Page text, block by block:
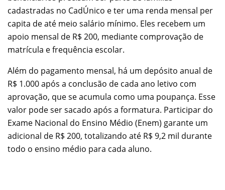
cadastradas no CadÚnico e ter uma renda mensal per
capita de até meio salário mínimo. Eles recebem um
apoio mensal de R$ 200, mediante comprovação de
matrícula e frequência escolar.
Além do pagamento mensal, há um depósito anual de
R$ 1.000 após a conclusão de cada ano letivo com
aprovação, que se acumula como uma poupança. Esse
valor pode ser sacado após a formatura. Participar do
Exame Nacional do Ensino Médio (Enem) garante um
adicional de R$ 200, totalizando até R$ 9,2 mil durante
todo o ensino médio para cada aluno.